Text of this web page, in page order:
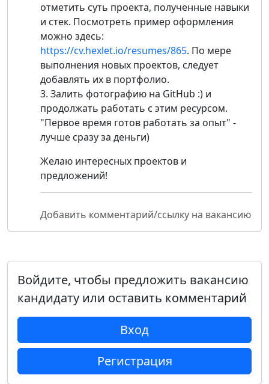
отметить суть проекта, полученные навыки
и стек. Посмотреть пример оформления
можно здесь:
https://cv.hexlet.io/resumes/865. По мере
выполнения новых проектов, следует
добавлять их в портфолио.
3. Залить фотографию на GitHub :) и
продолжать работать с этим ресурсом.
"Первое время готов работать за опыт" -
лучше сразу за деньги)
Желаю интересных проектов и
предложений!
Добавить комментарий/ссылку на вакансию
Войдите, чтобы предложить вакансию
кандидату или оставить комментарий
Вход
Регистрация